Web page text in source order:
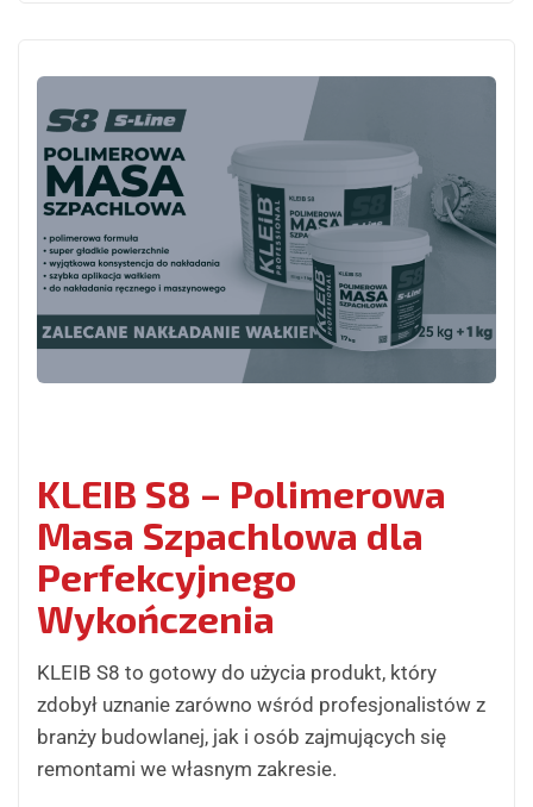
KLEIB S8 – Polimerowa
Masa Szpachlowa dla
Perfekcyjnego
Wykończenia
KLEIB S8 to gotowy do użycia produkt, który
zdobył uznanie zarówno wśród profesjonalistów z
branży budowlanej, jak i osób zajmujących się
remontami we własnym zakresie.